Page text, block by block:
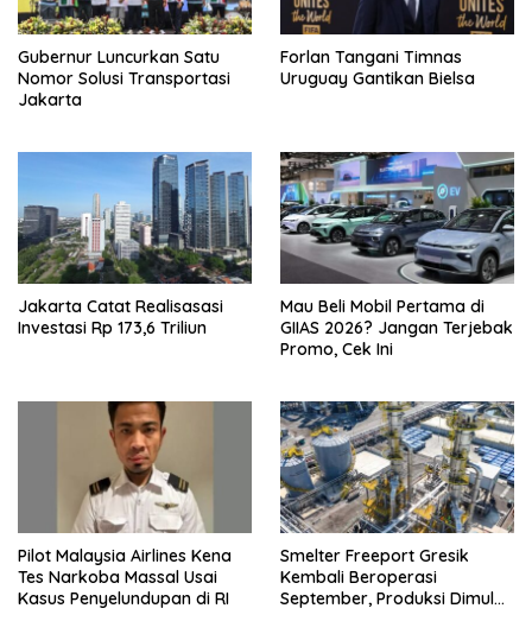
Gubernur Luncurkan Satu
Nomor Solusi Transportasi
Jakarta
Forlan Tangani Timnas
Uruguay Gantikan Bielsa
Jakarta Catat Realisasasi
Investasi Rp 173,6 Triliun
Mau Beli Mobil Pertama di
GIIAS 2026? Jangan Terjebak
Promo, Cek Ini
Pilot Malaysia Airlines Kena
Tes Narkoba Massal Usai
Kasus Penyelundupan di RI
Smelter Freeport Gresik
Kembali Beroperasi
September, Produksi Dimulai